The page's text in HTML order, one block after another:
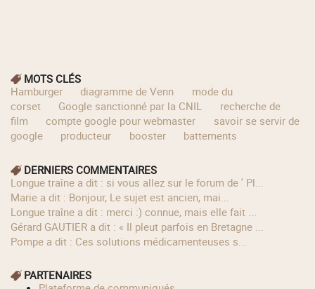
MOTS CLÉS
Hamburger
diagramme de Venn
mode du
corset
Google sanctionné par la CNIL
recherche de
film
compte google pour webmaster
savoir se servir de
google
producteur booster battements
DERNIERS COMMENTAIRES
longue traîne a dit : si vous allez sur le forum de ' Pl...
Marie a dit : Bonjour, Le sujet est ancien, mai...
longue traîne a dit : merci :) connue, mais elle fait ...
Gérard GAUTIER a dit : « Il pleut parfois en Bretagne ...
Pompe a dit : Ces solutions médicamenteuses s...
PARTENAIRES